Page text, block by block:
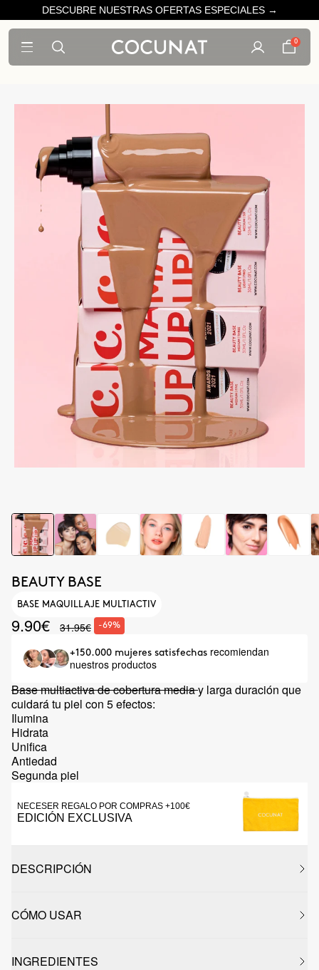
DESCUBRE NUESTRAS OFERTAS ESPECIALES →
0
BEAUTY BASE
BASE MAQUILLAJE MULTIACTIV
9.90€ 31.95€ -69%
+150.000 mujeres satisfechas recomiendan
nuestros productos
Base multiactiva de cobertura mediay larga duración que
cuidará tu piel con 5 efectos:
Ilumina
Hidrata
Unifica
Antiedad
Segunda piel
NECESER REGALO POR COMPRAS +100€
EDICIÓN EXCLUSIVA
DESCRIPCIÓN
CÓMO USAR
INGREDIENTES